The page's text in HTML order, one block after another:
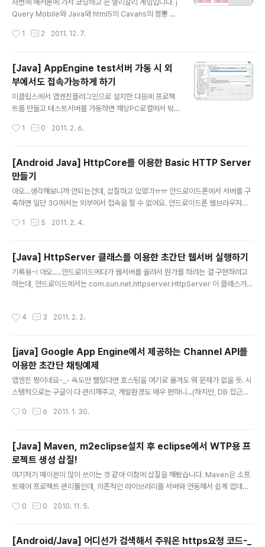
법이 더욱 깔끔하고 좋네요. maven에서는 xml 지옥이라
알아보기 힘들었는데, gradle은 그냥 스크립트 형식으로
ebuildscript { repositor..
저번에 해커톤에 가서 코딩하고 온 할리갈리 게임입니다. j
Query Mobile와 Java와 html5의 Cavans의 짬뽕 조
들었는데, IE계열에서 전혀 동작하지 않네요. IE9에서도 안
듯 합니다. 되는 곳은 iPhone계열 밖에 없네요ㅠ 아이폰
이랑은 같이 게임을 하실 수 있을겁니다^^ 뭐 그냥 Chann
elAPI 공부하는데에 전혀 무리 없이 보실 수 있을 것 같습
니다. 물론 공식사이트에 있는 Tic-Tac-Toc 예제가 더
심플하고 보기 쉬운 예제입니다ㅠ http://code.google.
개념을 넣어..
1 2 2011. 12. 7.
[Java] AppEngine test서버 가동 시 외
부에서도 접속가능하게 하기
이클립스에서 앱엔진플러그인으로 설치한 다음에 프로젝
트를 만들고 테스트서버를 가동하면 해당PC로컬에서 밖
폰에서도 테스트해보려고 열었더니 접속이 되지 않았습니
접속이 안된다는 것이죠. 그래서 테스트할 땐 로컬에서 밖
에 안되나....라고 검색해보니 역시나 방법이 있네요. App
Engine에서 The Java Development Server를 보면
실행 시 옵션을 제공하는데요. http://code.google.co
ver.html--address=....
1 0 2011. 2. 6.
[Android Java] HttpCore를 이용한 Basic HTTP Server
만들기
아오...생각해보니까 안되는건데, 삽질하고 있었긔ㅠㅠ 안드로이드폰에서 서버를 구
축하면 일단 3G에서는 외부에서 접속을 할 수 없어요. 안드로이드폰 웹브라우저에
은 망에 있어야지 가능하죠~ 음....어차피 내가 만드려고 하는 것은 파일교환하는 거
지요. 예제는 아래사이트에서... http://hc.apache.org/httpcomponents-core
-ga/examples.html 확인할 수 있는데, 이상한 게 이거 그대로 쓰려고 하면 클래
스..
1 5 2011. 2. 4.
[Java] HttpServer 클래스를 이용한 초간단 웹서버 실행하기
기록용~! 아오.....안드로이드에다가 웹서버를 올려서 뭔가를 하려는 걸 구현하려고
하는데, 안드로이드에서는 com.sun.net.httpserver.HttpServer 이 클래스가
IOException; import java.net.InetSocketAddress; import java.util.con
4 3 2011. 2. 2.
[java] Google App Engine에서 제공하는 Channel API를
이용한 초간단 채팅예제
앱엔진 짱이네요-_- 속도만 빨랐다면 호스팅을 여기로 옮겨도 뭐 문제가 없을 듯. 시
스템적으로는 구글이 다 관리해주고, 개발환경도 매우 편하니...(하지만, DB 접근이
려다보니 여기까지 와버렸네요-_- 이걸 통해서 하면 좋을 것 같아서^^ 암튼, Chann
ogle.com/intl/ko-KR/appengine/docs/java/channel/ 보면 JavaAPI랑 Ja
vascriptAPI 두개 있는데, 클래스도 몇 개 없습니다. Java에서는 Ch..
0 6 2011. 1. 30.
[Java] Maven, m2eclipse설치 후 eclipse에서 WTP용 프
로젝트 생성 삽질!
여기저기 메이븐이 많이 쓰이는 것 같아 이참에 삽질을 해봤습니다. Maven은 소프
트웨어 프로젝트 관리툴인데, 의존적인 라이브러리를 서버와 연동해서 쉽게 업데이
주는 뭐 그런 툴인 듯 합니다. 한마디로 나름 그냥 편하려고 만든거라는거-_- 라이브
데이트할 수 있게 해주는 것만해도 큰 장점인 것 같습니다. 1. Maven 다운로드 및
0 0 2010. 11. 5.
[Android/Java] 어디선가 검색해서 주워온 https요청 코드-_